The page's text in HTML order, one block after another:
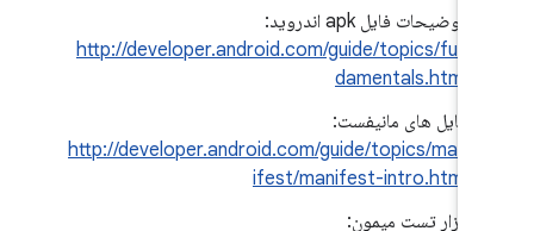
توضیحات فایل apk اندروید:
http://developer.android.com/guide/topics/fun
damentals.html
فایل های مانیفست:
http://developer.android.com/guide/topics/man
ifest/manifest-intro.html
ابزار تست میمون: